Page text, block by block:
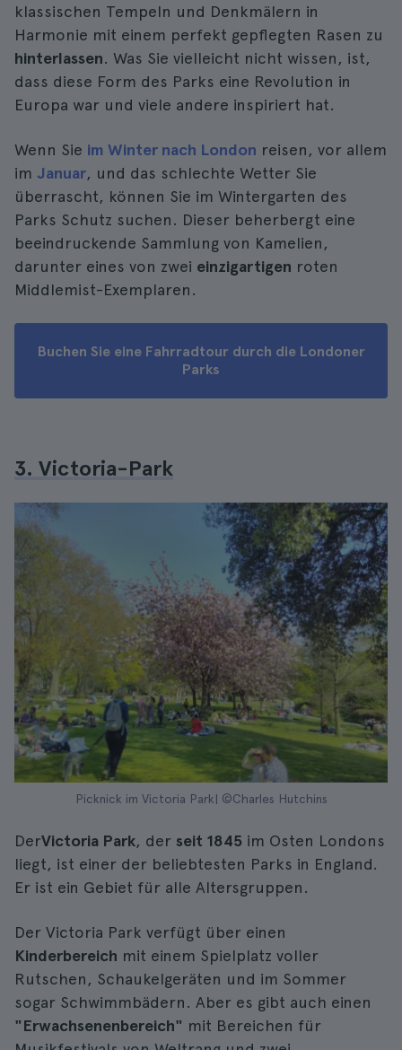
klassischen Tempeln und Denkmälern in
Harmonie mit einem perfekt gepflegten Rasen zu
hinterlassen. Was Sie vielleicht nicht wissen, ist,
dass diese Form des Parks eine Revolution in
Europa war und viele andere inspiriert hat.
Wenn Sie im Winter nach London reisen, vor allem
im Januar, und das schlechte Wetter Sie
überrascht, können Sie im Wintergarten des
Parks Schutz suchen. Dieser beherbergt eine
beeindruckende Sammlung von Kamelien,
darunter eines von zwei einzigartigen roten
Middlemist-Exemplaren.
Buchen Sie eine Fahrradtour durch die Londoner
Parks
3. Victoria-Park
Picknick im Victoria Park| ©Charles Hutchins
DerVictoria Park, der seit 1845 im Osten Londons
liegt, ist einer der beliebtesten Parks in England.
Er ist ein Gebiet für alle Altersgruppen.
Der Victoria Park verfügt über einen
Kinderbereich mit einem Spielplatz voller
Rutschen, Schaukelgeräten und im Sommer
sogar Schwimmbädern. Aber es gibt auch einen
"Erwachsenenbereich" mit Bereichen für